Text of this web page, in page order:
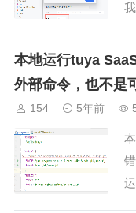
本地运行tuya
外部命令，也不是
154 5年前